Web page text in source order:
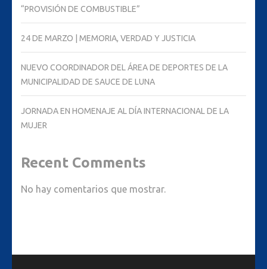
“PROVISIÓN DE COMBUSTIBLE”
24 DE MARZO | MEMORIA, VERDAD Y JUSTICIA
NUEVO COORDINADOR DEL ÁREA DE DEPORTES DE LA
MUNICIPALIDAD DE SAUCE DE LUNA
JORNADA EN HOMENAJE AL DÍA INTERNACIONAL DE LA
MUJER
Recent Comments
No hay comentarios que mostrar.